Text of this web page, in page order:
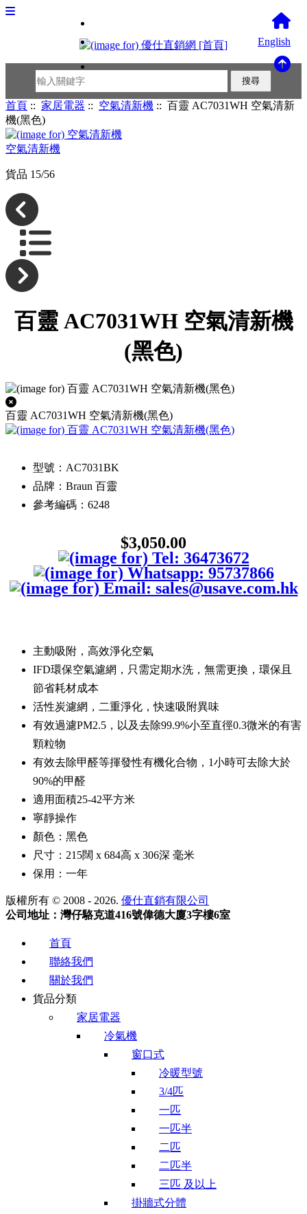
English
首頁 :: 家居電器 :: 空氣清新機 :: 百靈 AC7031WH 空氣清新
機(黑色)
空氣清新機
貨品 15/56
百靈 AC7031WH 空氣清新機
(黑色)
百靈 AC7031WH 空氣清新機(黑色)
型號：AC7031BK
品牌：Braun 百靈
參考編碼：6248
$3,050.00
主動吸附，高效淨化空氣
IFD環保空氣濾網，只需定期水洗，無需更換，環保且
節省耗材成本
活性炭濾網，二重淨化，快速吸附異味
有效過濾PM2.5，以及去除99.9%小至直徑0.3微米的有害
顆粒物
有效去除甲醛等揮發性有機化合物，1小時可去除大於
90%的甲醛
適用面積25-42平方米
寧靜操作
顏色：黑色
尺寸：215闊 x 684高 x 306深 毫米
保用：一年
版權所有 © 2008 - 2026. 優仕直銷有限公司
公司地址：灣仔駱克道416號偉德大廈3字樓6室
首頁
聯絡我們
關於我們
貨品分類
家居電器
冷氣機
窗口式
冷暖型號
3/4匹
一匹
一匹半
二匹
二匹半
三匹 及以上
掛牆式分體